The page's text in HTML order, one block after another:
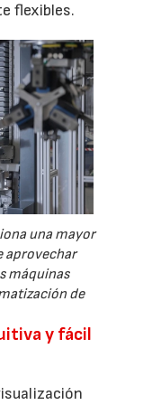
flexibles.
una mayor
aprovechar
máquinas
de
y fácil